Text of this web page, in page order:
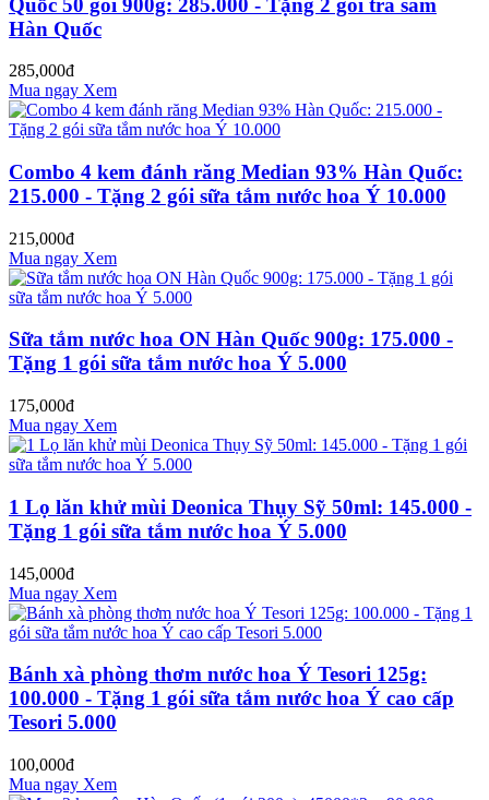
Hàn Quốc
285,000đ
Mua ngay Xem
Combo 4 kem đánh răng Median 93% Hàn Quốc:
215.000 - Tặng 2 gói sữa tắm nước hoa Ý 10.000
215,000đ
Mua ngay Xem
Sữa tắm nước hoa ON Hàn Quốc 900g: 175.000 -
Tặng 1 gói sữa tắm nước hoa Ý 5.000
175,000đ
Mua ngay Xem
1 Lọ lăn khử mùi Deonica Thụy Sỹ 50ml: 145.000 -
Tặng 1 gói sữa tắm nước hoa Ý 5.000
145,000đ
Mua ngay Xem
Bánh xà phòng thơm nước hoa Ý Tesori 125g:
100.000 - Tặng 1 gói sữa tắm nước hoa Ý cao cấp
Tesori 5.000
100,000đ
Mua ngay Xem